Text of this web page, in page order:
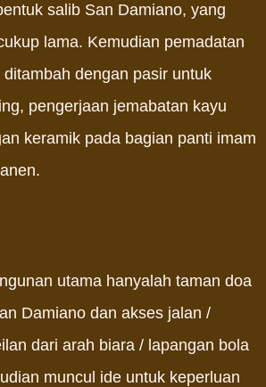
salib San Damiano, yang
lama. Kemudian pemadatan
dengan pasir untuk
pengerjaan jemabatan kayu
keramik pada bagian panti imam
utama hanyalah taman doa
Damiano dan akses jalan /
dari arah biara / lapangan bola
muncul ide untuk keperluan